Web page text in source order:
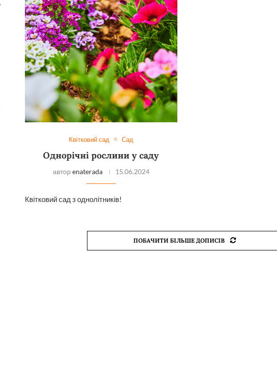
Квітковий сад Сад
Однорічні рослини у саду
автор enaterada 15.06.2024
Квітковий сад з однолітників!
ПОБАЧИТИ БІЛЬШЕ ДОПИСІВ